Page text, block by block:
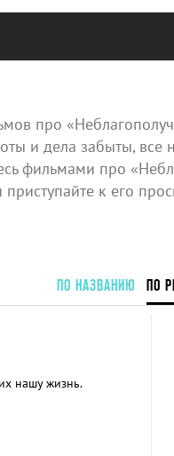
про
и дела забыты, все
фильмами про
к его
ПО НАЗВАНИЮ ПО
нашу жизнь.